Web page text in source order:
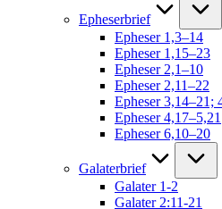
Epheserbrief
Epheser 1,3–14
Epheser 1,15–23
Epheser 2,1–10
Epheser 2,11–22
Epheser 3,14–21;
Epheser 4,17–5,21
Epheser 6,10–20
Galaterbrief
Galater 1-2
Galater 2:11-21